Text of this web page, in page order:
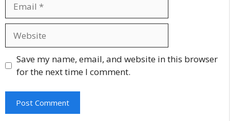
Save my name, email, and website in this browser
for the next time I comment.